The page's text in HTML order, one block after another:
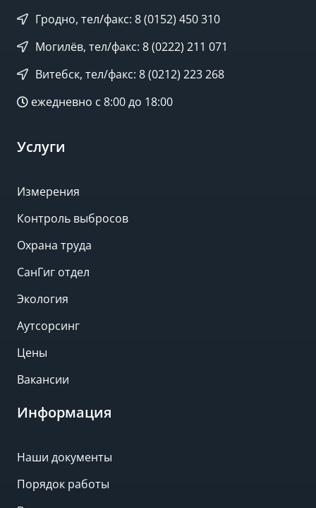
Гродно, тел/факс: 8 (0152) 450 310
Могилёв, тел/факс: 8 (0222) 211 071
Витебск, тел/факс: 8 (0212) 223 268
ежедневно с 8:00 до 18:00
Услуги
Измерения
Контроль выбросов
Охрана труда
СанГиг отдел
Экология
Аутсорсинг
Цены
Вакансии
Информация
Наши документы
Порядок работы